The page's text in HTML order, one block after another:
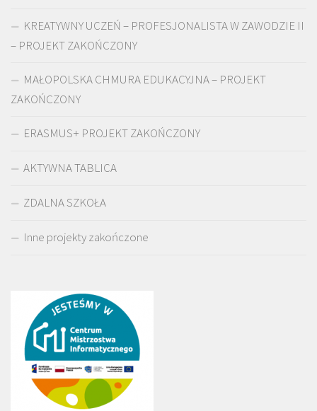
KREATYWNY UCZEŃ – PROFESJONALISTA W ZAWODZIE II
– PROJEKT ZAKOŃCZONY
MAŁOPOLSKA CHMURA EDUKACYJNA – PROJEKT
ZAKOŃCZONY
ERASMUS+ PROJEKT ZAKOŃCZONY
AKTYWNA TABLICA
ZDALNA SZKOŁA
Inne projekty zakończone